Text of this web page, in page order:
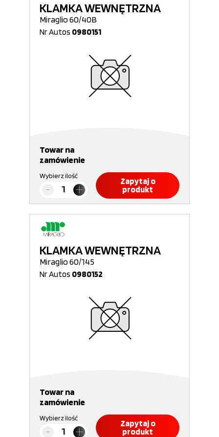
KLAMKA WEWNĘTRZNA
Miraglio 60/40B
Nr Autos 0980151
Towar na
zamówienie
Wybierz ilość
Zapytaj o
produkt
KLAMKA WEWNĘTRZNA
Miraglio 60/145
Nr Autos 0980152
Towar na
zamówienie
Wybierz ilość
Zapytaj o
produkt